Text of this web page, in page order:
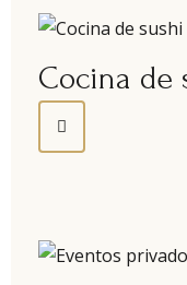
Cocina de